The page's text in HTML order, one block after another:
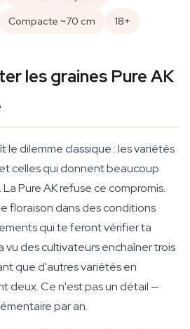
Compacte ~70 cm 18+
les graines Pure AK
le dilemme classique : les variétés
celles qui donnent beaucoup
Pure AK refuse ce compromis.
floraison dans des conditions
qui te feront vérifier ta
vu des cultivateurs enchaîner trois
que d'autres variétés en
deux. Ce n'est pas un détail —
par an.